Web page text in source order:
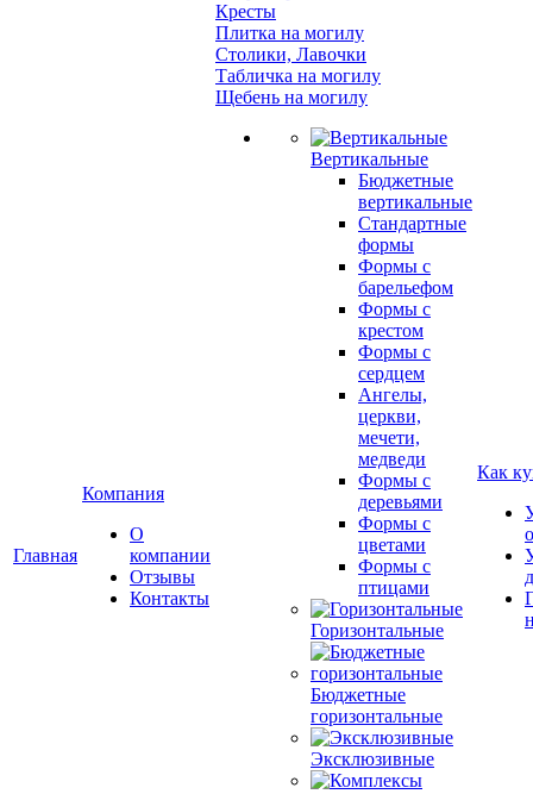
Главная
Компания
О
компании
Отзывы
Контакты
Кресты
Плитка на могилу
Столики, Лавочки
Табличка на могилу
Щебень на могилу
Вертикальные
Бюджетные
вертикальные
Стандартные
формы
Формы с
барельефом
Формы с
крестом
Формы с
сердцем
Ангелы,
церкви,
мечети,
медведи
Формы с
деревьями
Формы с
цветами
Формы с
птицами
Горизонтальные
Бюджетные
горизонтальные
Эксклюзивные
Как